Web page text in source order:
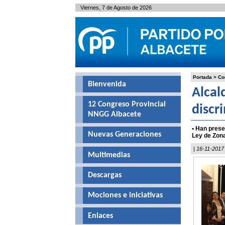
Portada >
• Han
Ley de
| 16-11-2017
Bienvenida
12 Congreso Provincial
NNGG Albacete
Nuevas Generaciones
Multimedias
Descargas
Mociones e iniciativas
Enlaces
Viernes, 7 de Agosto de 2026